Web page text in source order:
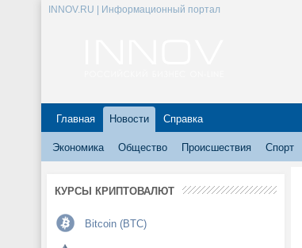
INNOV.RU | Информационный портал
Главная Новости Справка
Экономика Общество Происшествия Спорт
КУРСЫ КРИПТОВАЛЮТ
Bitcoin (BTC)